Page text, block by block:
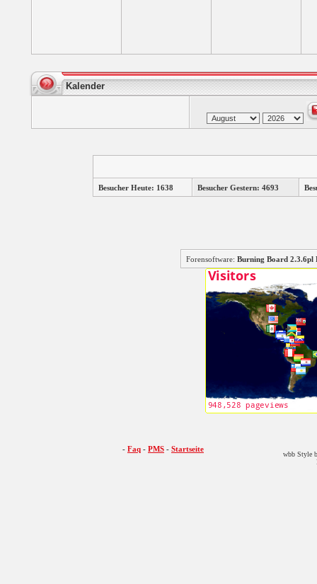
Kalender
Besucher Heute: 1638 Besucher Gestern: 4693
Forensoftware: Burning Board
- Faq - PMS - Startseite
wbb Style